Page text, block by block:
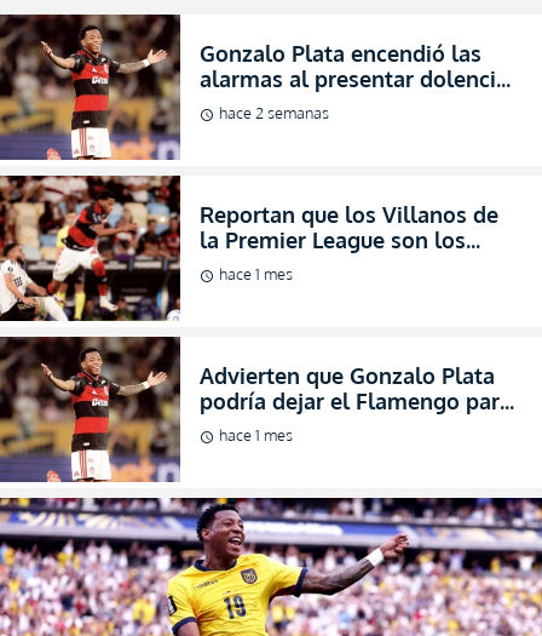
Gonzalo Plata encendió las
alarmas al presentar dolencias
físicas y dejar el partido del
Flamengo en media hora
schedule hace 2 semanas
Reportan que los Villanos de
la Premier League son los
interesados en Gonzalo Plata
(FOTO)
schedule hace 1 mes
Advierten que Gonzalo Plata
podría dejar el Flamengo para
buscar nuevos rumbos en
breve
schedule hace 1 mes